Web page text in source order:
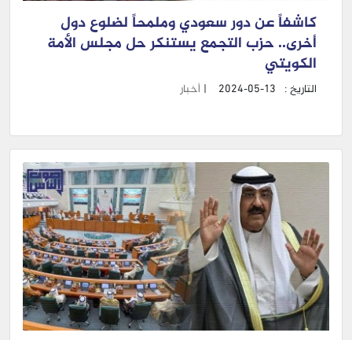
كاشفاً عن دور سعودي وملمحاً لضلوع دول
أخرى.. حزب التجمع يستنكر حل مجلس الأمة
الكويتي
التاريخ : 2024-05-13
| أخبار